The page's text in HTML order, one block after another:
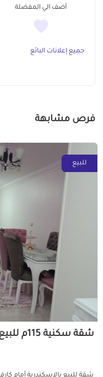
أضف الي المفضلة
جميع إعلانات البائع
فرص مشابهة
للبيع
شقة سكنية 115م للبيع كاش بالسيوف الإسكندرية